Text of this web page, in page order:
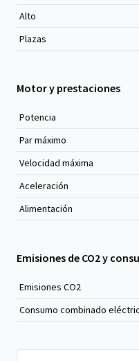
Alto
Plazas
Motor y prestaciones
Potencia
Par máximo
Velocidad máxima
Aceleración
Alimentación
Emisiones de CO2 y
Emisiones CO2
Consumo combinado